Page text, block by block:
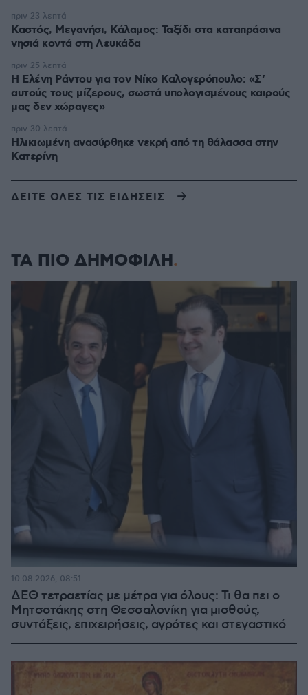
Καστός, Μεγανήσι, Κάλαμος: Ταξίδι στα καταπράσινα
νησιά κοντά στη Λευκάδα
πριν 23 λεπτά
Η Ελένη Ράντου για τον Νίκο Καλογερόπουλο: «Σ’
αυτούς τους μίζερους, σωστά υπολογισμένους καιρούς
μας δεν χώραγες»
πριν 25 λεπτά
Ηλικιωμένη ανασύρθηκε νεκρή από τη θάλασσα στην
Κατερίνη
πριν 30 λεπτά
ΔΕΙΤΕ ΟΛΕΣ ΤΙΣ ΕΙΔΗΣΕΙΣ
ΤΑ ΠΙΟ ΔΗΜΟΦΙΛΗ
ΔΕΘ τετραετίας με μέτρα για όλους: Τι θα πει ο
Μητσοτάκης στη Θεσσαλονίκη για μισθούς,
συντάξεις, επιχειρήσεις, αγρότες και στεγαστικό
10.08.2026, 08:51